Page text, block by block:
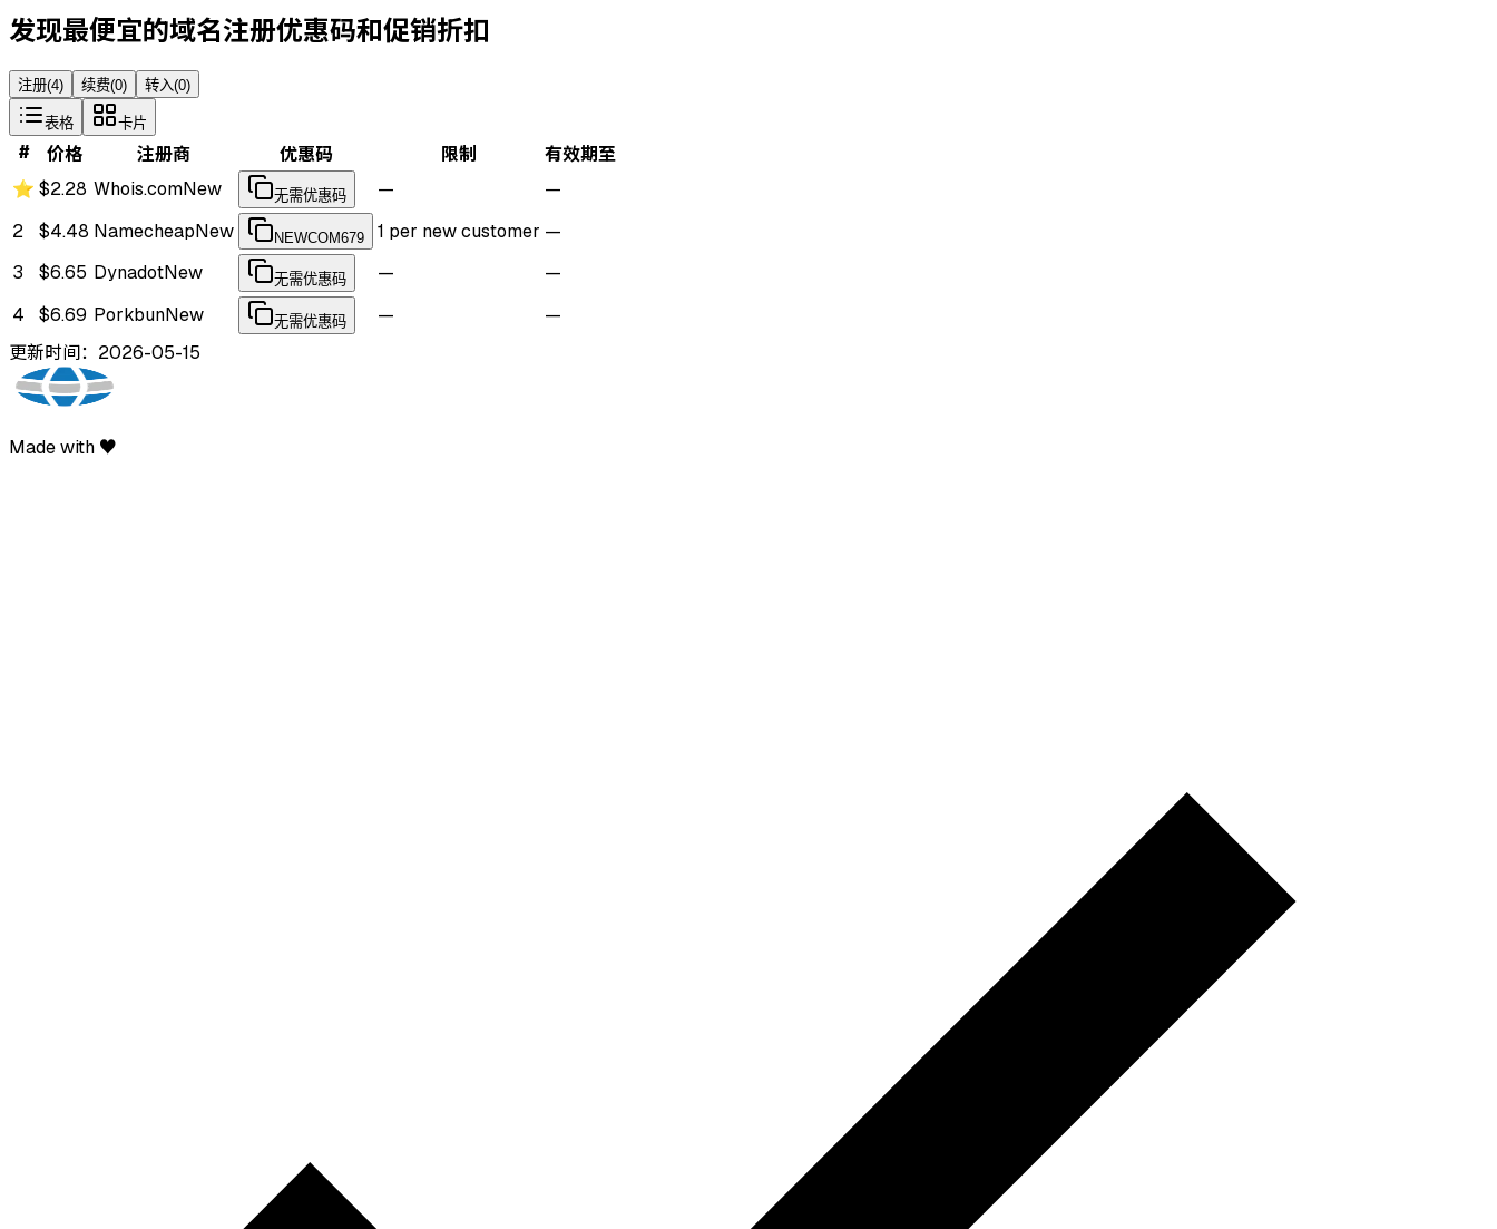
发现最便宜的域名注册优惠码和促销折扣
注册(4) 续费(0) 转入(0)
表格 卡片
# 价格 注册商 优惠码 限制
有效期至
⭐ $2.28 Whois.comNew 无需优惠码 —
—
2
$4.48 NamecheapNew NEWCOM679 1 per new customer —
3
$6.65 DynadotNew 无需优惠码 —
—
4
$6.69 PorkbunNew 无需优惠码 —
—
更新时间：2026-05-15
Made with ♥